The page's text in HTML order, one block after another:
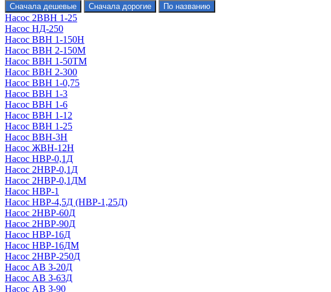
Насос 2ВВН 1-25
Насос НД-250
Насос ВВН 1-150Н
Насос ВВН 2-150М
Насос ВВН 1-50ТМ
Насос ВВН 2-300
Насос ВВН 1-0,75
Насос ВВН 1-3
Насос ВВН 1-6
Насос ВВН 1-12
Насос ВВН 1-25
Насос ВВН-3Н
Насос ЖВН-12Н
Насос НВР-0,1Д
Насос 2НВР-0,1Д
Насос 2НВР-0,1ДМ
Насос НВР-1
Насос НВР-4,5Д (НВР-1,25Д)
Насос 2НВР-60Д
Насос 2НВР-90Д
Насос НВР-16Д
Насос НВР-16ДМ
Насос 2НВР-250Д
Насос АВ З-20Д
Насос АВ З-63Д
Насос АВ З-90